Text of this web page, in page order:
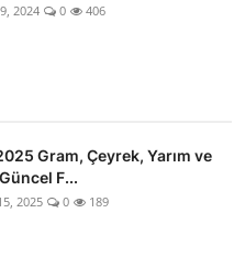
2024 0 406
Gram, Çeyrek, Yarım ve
F...
2025 0 189